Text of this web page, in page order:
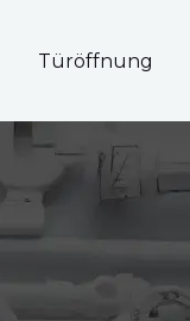
Türöffnung